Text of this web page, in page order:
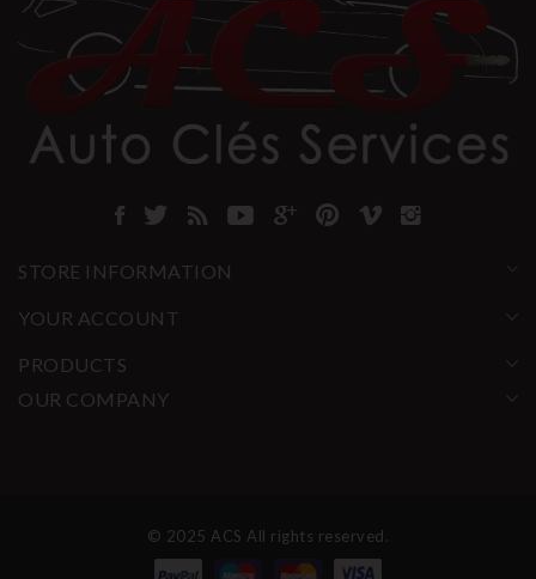
STORE INFORMATION
YOUR ACCOUNT
PRODUCTS
OUR COMPANY
© 2025 ACS All rights reserved.